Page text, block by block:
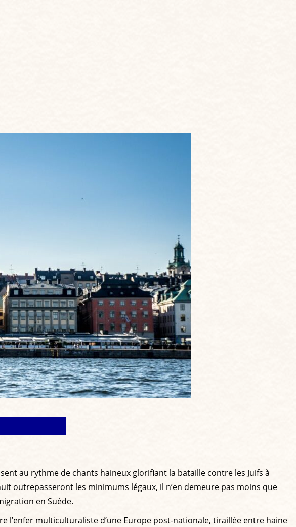
au rythme de chants haineux glorifiant la bataille contre les Juifs à
outrepasseront les minimums légaux, il n’en demeure pas moins que
en Suède.
l’enfer multiculturaliste d’une Europe post-nationale, tiraillée entre haine